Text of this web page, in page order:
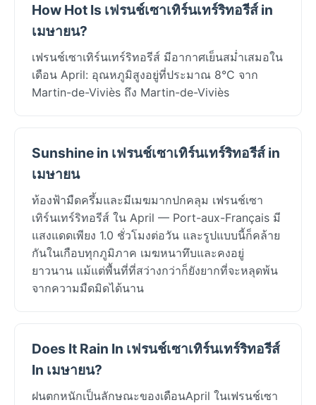
How Hot Is เฟรนช์เซาเทิร์นเทร์ริทอรีส์ in
เมษายน?
เฟรนช์เซาเทิร์นเทร์ริทอรีส์ มีอากาศเย็นสม่ำเสมอใน
เดือน April: อุณหภูมิสูงอยู่ที่ประมาณ 8°C จาก
Martin-de-Viviès ถึง Martin-de-Viviès
Sunshine in เฟรนช์เซาเทิร์นเทร์ริทอรีส์ in
เมษายน
ท้องฟ้ามืดครึ้มและมีเมฆมากปกคลุม เฟรนช์เซา
เทิร์นเทร์ริทอรีส์ ใน April — Port-aux-Français มี
แสงแดดเพียง 1.0 ชั่วโมงต่อวัน และรูปแบบนี้ก็คล้าย
กันในเกือบทุกภูมิภาค เมฆหนาทึบและคงอยู่
ยาวนาน แม้แต่พื้นที่ที่สว่างกว่าก็ยังยากที่จะหลุดพ้น
จากความมืดมิดได้นาน
Does It Rain In เฟรนช์เซาเทิร์นเทร์ริทอรีส์
In เมษายน?
ฝนตกหนักเป็นลักษณะของเดือนApril ในเฟรนช์เซา